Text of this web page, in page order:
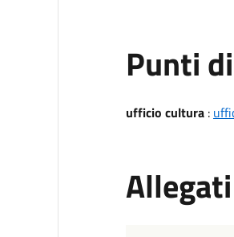
Punti
ufficio cultura:
Allegati